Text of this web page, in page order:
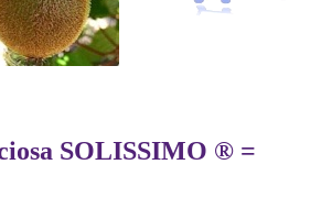
SOLISSIMO ® =